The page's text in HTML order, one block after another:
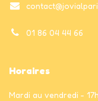
01 86 04 44 66
Horaires
Mardi au vendredi -